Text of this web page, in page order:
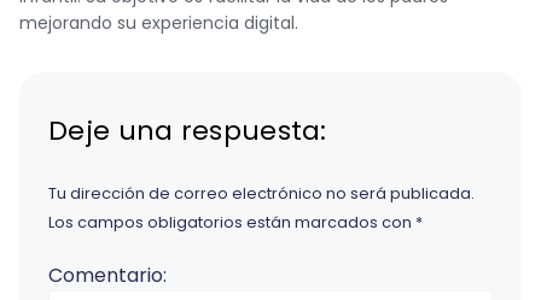
mejorando su experiencia digital.
Deje una respuesta:
Tu dirección de correo electrónico no será publicada.
Los campos obligatorios están marcados con *
Comentario: